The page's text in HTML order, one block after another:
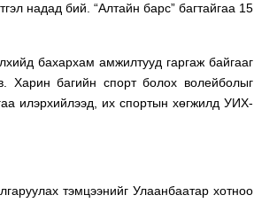
надад бий. “Алтайн барс” багтайгаа 15
бахархам амжилтууд гаргаж байгааг
Харин багийн спорт болох волейболыг
илэрхийлээд, их спортын хөгжилд УИХ-
тэмцээнийг Улаанбаатар хотноо